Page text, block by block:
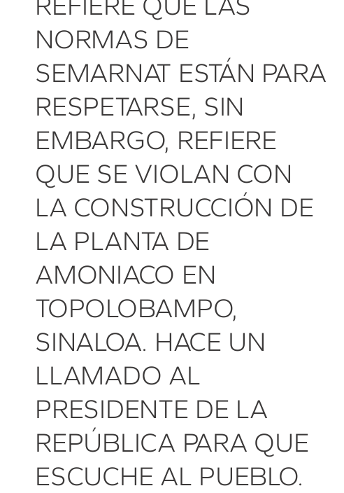
NORMAS DE
SEMARNAT ESTÁN PARA
RESPETARSE, SIN
EMBARGO, REFIERE
QUE SE VIOLAN CON
LA CONSTRUCCIÓN DE
LA PLANTA DE
AMONIACO EN
TOPOLOBAMPO,
SINALOA. HACE UN
LLAMADO AL
PRESIDENTE DE LA
REPÚBLICA PARA QUE
ESCUCHE AL PUEBLO.